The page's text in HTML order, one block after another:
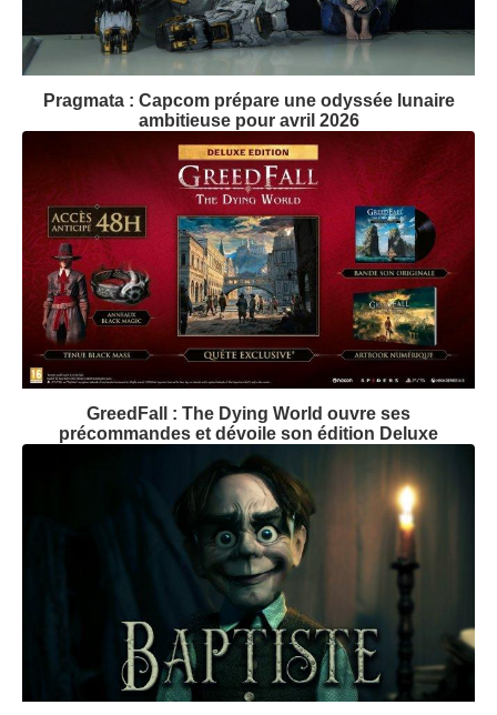
Pragmata : Capcom prépare une odyssée lunaire
ambitieuse pour avril 2026
GreedFall : The Dying World ouvre ses
précommandes et dévoile son édition Deluxe